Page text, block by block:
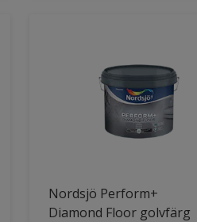
Nordsjö Perform+
Diamond Floor golvfärg